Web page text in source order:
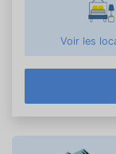
Voir les